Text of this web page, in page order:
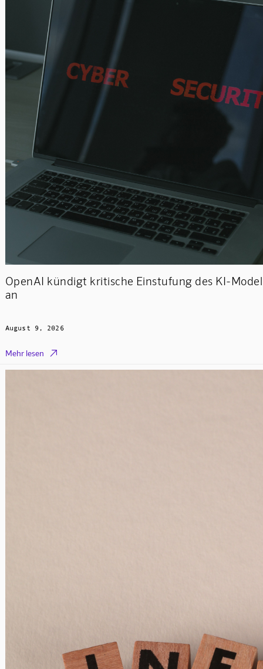
OpenAI kündigt kritische Einstufung des KI-
an
August 9, 2026
Mehr lesen 